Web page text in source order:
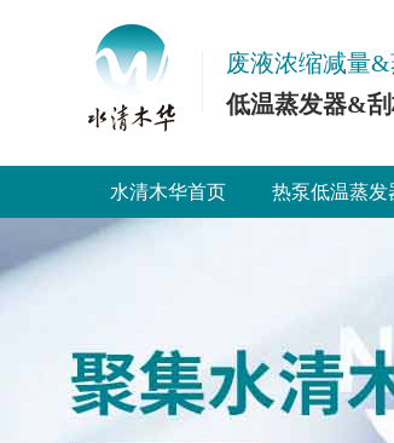
废液浓缩减量
低温蒸发器&
水清木华首页 热泵低温蒸发